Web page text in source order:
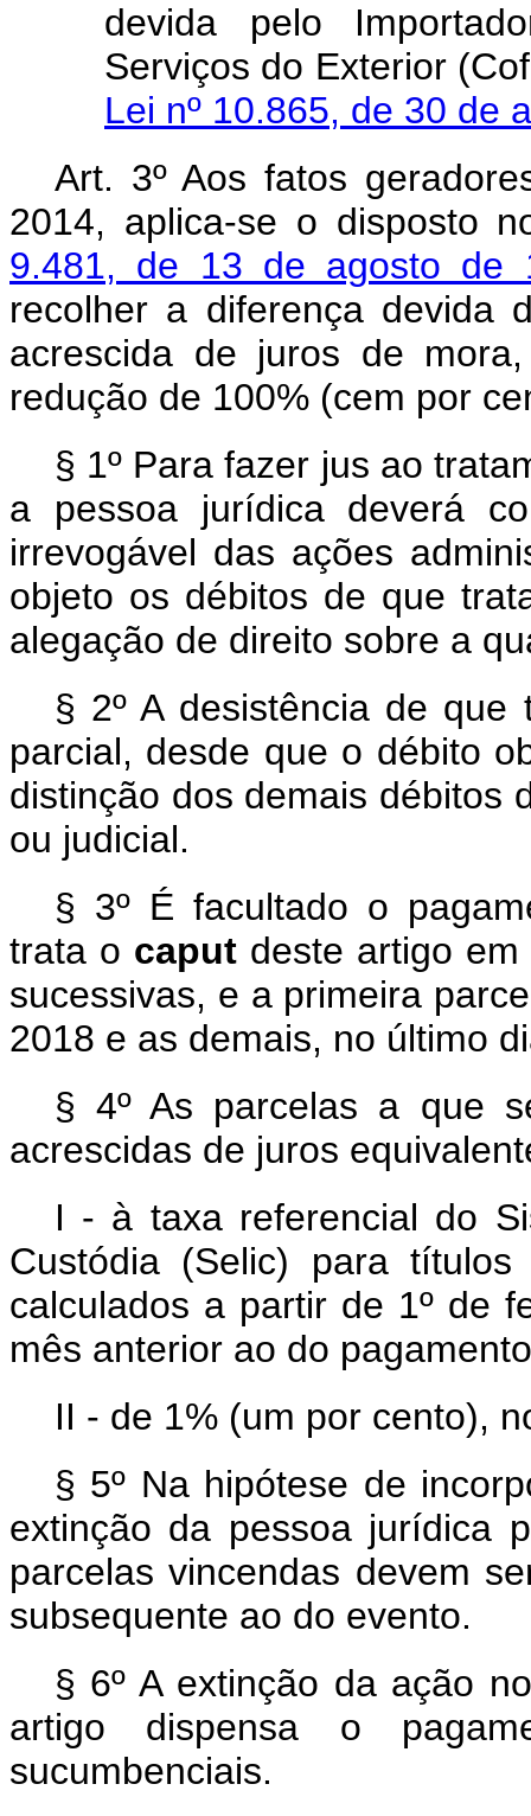
devida pelo
Serviços do Exterior
Lei nº 10.865, de 30 de
Art. 3º Aos fatos
2014, aplica-se o disposto
9.481, de 13 de agosto de
recolher a diferença devida
acrescida de juros de
redução de 100% (cem por
§ 1º Para fazer jus ao
a pessoa jurídica deverá
irrevogável das ações
objeto os débitos de que
alegação de direito sobre a
§ 2º A desistência de
parcial, desde que o débito
distinção dos demais débitos
ou judicial.
§ 3º É facultado o
trata o caput deste artigo
sucessivas, e a primeira
2018 e as demais, no último
§ 4º As parcelas a que
acrescidas de juros
I - à taxa referencial do
Custódia (Selic) para títulos
calculados a partir de 1º de
mês anterior ao do
II - de 1% (um por cento),
§ 5º Na hipótese de
extinção da pessoa jurídica
parcelas vincendas devem
subsequente ao do evento.
§ 6º A extinção da ação
artigo dispensa o
sucumbenciais.